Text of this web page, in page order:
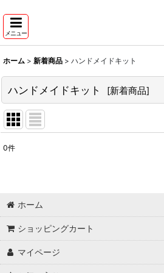
メニュー
ホーム > 新着商品 > ハンドメイドキット
ハンドメイドキット [新着商品]
0件
ホーム
ショッピングカート
マイページ